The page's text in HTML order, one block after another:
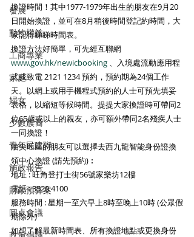
發展
動物權益
工商專業
家庭
婦女
少數族裔
青年民建聯
施政報告
財政預算案
圓桌會議
換證時間！其中1977-1979年出生的朋友在9月20
日開始換證，並可在8月稍後時間登記約時間，大
家記得睇睇時間表。
換證方法好簡單，可先經互聯網
www.gov.hk/newicbooking 、入境處流動應用程
式或致電 2121 1234 預約，預約期為24個工作
天。以網上或用手機程式預約的人士可預先填妥
表格，以縮短等候時間。提提大家換證時可帶同2
位65歲或以上的親友，亦可額外帶同2名殘疾人士
一同換證！
油尖旺區的朋友可以選擇去西九龍智能身份證換
領中心換證 (請先預約)︰
地址 : 旺角登打士街56號家樂坊12樓
電話 : 3520 4100
服務時間 : 星期一至六早上8時至晚上10時 (公眾假
期除外)
如想了解最新時間表、所有換證地點或更換身份